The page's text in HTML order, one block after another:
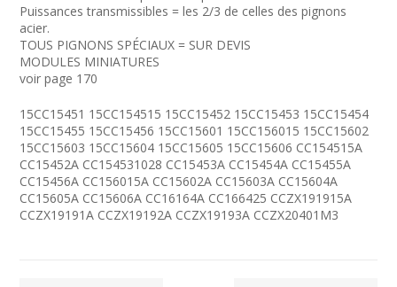
Puissances transmissibles = les 2/3 de celles des pignons
acier.
TOUS PIGNONS SPÉCIAUX = SUR DEVIS
MODULES MINIATURES
voir page 170
15CC15451 15CC154515 15CC15452 15CC15453 15CC15454
15CC15455 15CC15456 15CC15601 15CC156015 15CC15602
15CC15603 15CC15604 15CC15605 15CC15606 CC154515A
CC15452A CC154531028 CC15453A CC15454A CC15455A
CC15456A CC156015A CC15602A CC15603A CC15604A
CC15605A CC15606A CC16164A CC166425 CCZX191915A
CCZX19191A CCZX19192A CCZX19193A CCZX20401M3